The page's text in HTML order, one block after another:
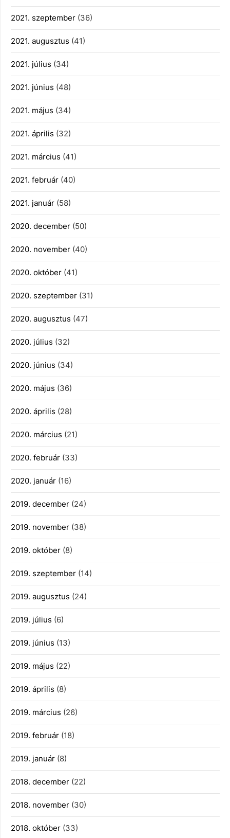
2021. szeptember (36)
2021. augusztus (41)
2021. július (34)
2021. június (48)
2021. május (34)
2021. április (32)
2021. március (41)
2021. február (40)
2021. január (58)
2020. december (50)
2020. november (40)
2020. október (41)
2020. szeptember (31)
2020. augusztus (47)
2020. július (32)
2020. június (34)
2020. május (36)
2020. április (28)
2020. március (21)
2020. február (33)
2020. január (16)
2019. december (24)
2019. november (38)
2019. október (8)
2019. szeptember (14)
2019. augusztus (24)
2019. július (6)
2019. június (13)
2019. május (22)
2019. április (8)
2019. március (26)
2019. február (18)
2019. január (8)
2018. december (22)
2018. november (30)
2018. október (33)